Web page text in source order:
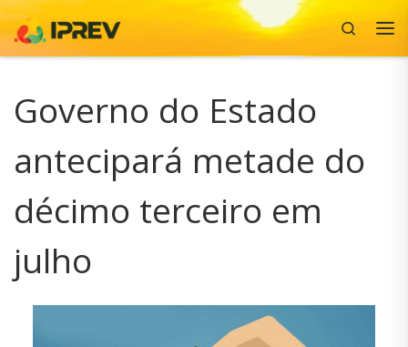
Skip to content
Search
Governo do Estado
antecipará metade do
décimo terceiro em
julho